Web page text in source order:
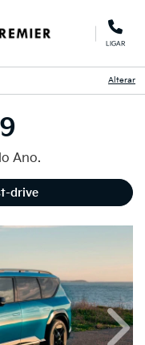
LIGAR
Alterar
Ano.
drive